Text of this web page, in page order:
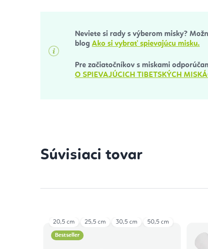
Neviete si rady s výberom misky?
blog Ako si vybrať spievajúcu misku.
Pre začiatočníkov s miskami
O SPIEVAJÚCICH TIBETSKÝCH
Súvisiaci tovar
Bestseller
20,5 cm 25,5 cm 30,5 cm 50,5 cm